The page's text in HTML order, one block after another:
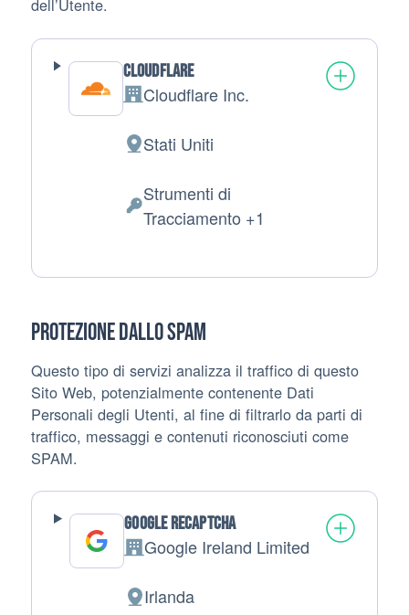
dell’Utente.
Cloudflare
Azienda:
Cloudflare Inc.
Luogo del trattamento:
Stati Uniti
Dati Personali trattati:
Strumenti di
Tracciamento +1
Protezione dallo SPAM
Questo tipo di servizi analizza il traffico di questo
Sito Web, potenzialmente contenente Dati
Personali degli Utenti, al fine di filtrarlo da parti di
traffico, messaggi e contenuti riconosciuti come
SPAM.
Google reCAPTCHA
Azienda:
Google Ireland Limited
Luogo del trattamento:
Irlanda